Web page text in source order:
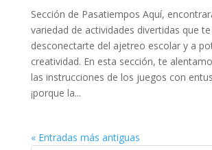
Sección de Pasatiempos Aquí,
variedad de actividades divertidas que
desconectarte del ajetreo escolar y a
creatividad. En esta sección, te
las instrucciones de los juegos con
¡porque la...
« Entradas más antiguas